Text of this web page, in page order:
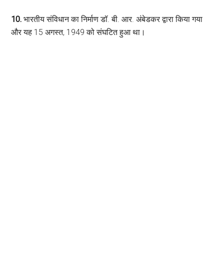
10. भारतीय संविधान का निर्माण डॉ. बी. आर. अंबेडकर द्वारा किया गया
और यह 15 अगस्त, 1949 को संघटित हुआ था।